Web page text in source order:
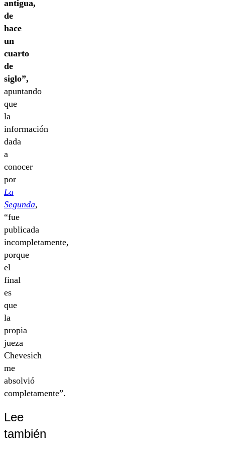
antigua,
de
hace
un
cuarto
de
siglo”,
apuntando
que
la
información
dada
a
conocer
por
La
Segunda,
“fue
publicada
incompletamente,
porque
el
final
es
que
la
propia
jueza
Chevesich
me
absolvió
completamente”.
Lee
también